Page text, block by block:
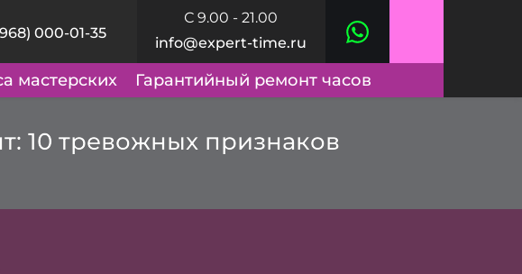
000-01-35
С 9.00 - 21.00
info@expert-time.ru
мастерских Гарантийный ремонт часов
10 тревожных признаков